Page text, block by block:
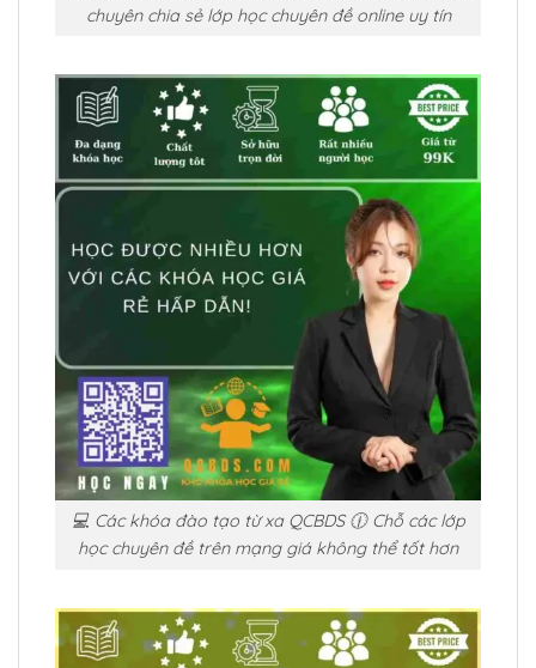
chuyên chia sẻ lớp học chuyên đề online uy tín
💻 Các khóa đào tạo từ xa QCBDS 🕧 Chỗ các lớp
học chuyên đề trên mạng giá không thể tốt hơn